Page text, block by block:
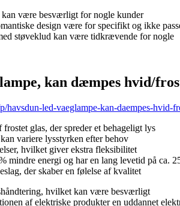
være besværligt for nogle kunder
design være for specifikt og ikke
støveklud kan være tidkrævende for nogle
kan dæmpes hvid/
havsdun-led-vaeglampe-kan-daempes-hvid-
glas, der spreder et behageligt lys
variere lysstyrken efter behov
hvilket giver ekstra fleksibilitet
mindre energi og har en lang levetid på ca.
der skaber en følelse af kvalitet
hvilket kan være besværligt
af elektriske produkter en uddannet